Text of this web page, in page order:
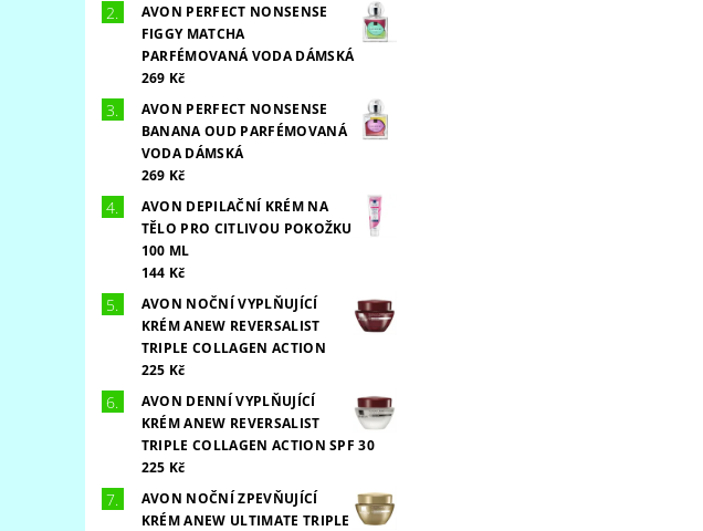
AVON PERFECT NONSENSE
FIGGY MATCHA
PARFÉMOVANÁ VODA DÁMSKÁ
269 Kč
AVON PERFECT NONSENSE
BANANA OUD PARFÉMOVANÁ
VODA DÁMSKÁ
269 Kč
AVON DEPILAČNÍ KRÉM NA
TĚLO PRO CITLIVOU POKOŽKU
100 ML
144 Kč
AVON NOČNÍ VYPLŇUJÍCÍ
KRÉM ANEW REVERSALIST
TRIPLE COLLAGEN ACTION
225 Kč
AVON DENNÍ VYPLŇUJÍCÍ
KRÉM ANEW REVERSALIST
TRIPLE COLLAGEN ACTION SPF 30
225 Kč
AVON NOČNÍ ZPEVŇUJÍCÍ
KRÉM ANEW ULTIMATE TRIPLE